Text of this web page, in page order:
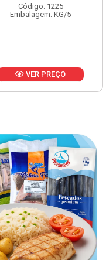
Código: 1225
Embalagem: KG/5
VER PREÇO